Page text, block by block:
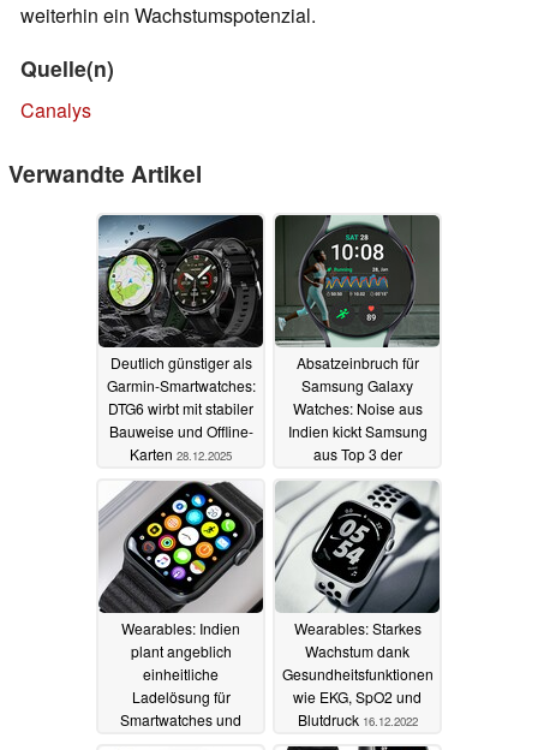
weiterhin ein Wachstumspotenzial.
Quelle(n)
Canalys
Verwandte Artikel
Deutlich günstiger als
Garmin-Smartwatches:
DTG6 wirbt mit stabiler
Bauweise und Offline-
Karten 28.12.2025
Absatzeinbruch für
Samsung Galaxy
Watches: Noise aus
Indien kickt Samsung
aus Top 3 der
Smartwatch-Marken,
Apple Watch
enttäuscht29.08.2023
Wearables: Indien
plant angeblich
einheitliche
Ladelösung für
Smartwatches und
Wearables: Starkes
Wachstum dank
Gesundheitsfunktionen
wie EKG, SpO2 und
Blutdruck 16.12.2022